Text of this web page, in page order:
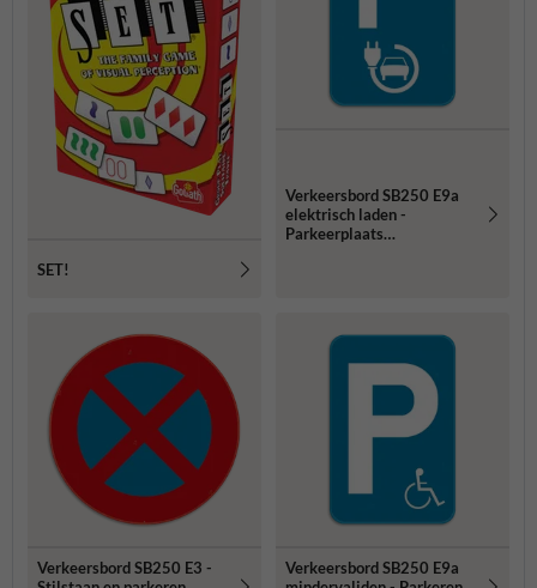
SET!
Verkeersbord SB250 E9a
elektrisch laden -
Parkeerplaats
Verkeersbord SB250 E3 -
Verkeersbord SB250 E9a